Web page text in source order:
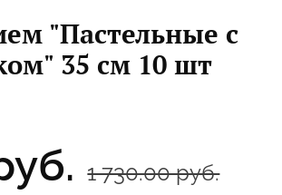
"Пастельные с
35 см 10 шт
1 730.00 руб.